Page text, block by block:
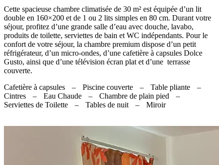
Cette spacieuse chambre climatisée de 30 m² est équipée d’un lit
double en 160×200 et de 1 ou 2 lits simples en 80 cm. Durant votre
séjour, profitez d’une grande salle d’eau avec douche, lavabo,
produits de toilette, serviettes de bain et WC indépendants. Pour le
confort de votre séjour, la chambre premium dispose d’un petit
réfrigérateur, d’un micro-ondes, d’une cafetière à capsules Dolce
Gusto, ainsi que d’une télévision écran plat et d’une terrasse
couverte.
Cafetière à capsules
– Piscine couverte – Table pliante
–
Cintres
– Eau Chaude – Chambre de plain pied
–
Serviettes de Toilette
– Tables de nuit – Miroir